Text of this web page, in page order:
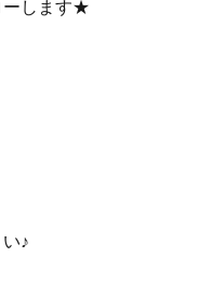
ーします★
♪